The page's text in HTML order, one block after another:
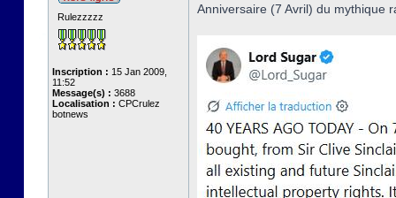
Rulezzzzz
Inscription : 15 Jan 2009,
11:52
Message(s) : 3688
Localisation : CPCrulez
botnews
Anniversaire (7 Avril) du mythique